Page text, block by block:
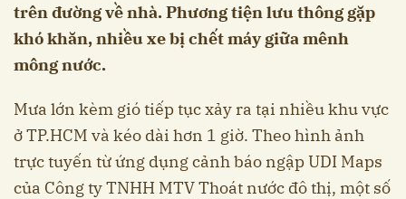
trên đường về nhà. Phương tiện lưu thông gặp
khó khăn, nhiều xe bị chết máy giữa mênh
mông nước.
Mưa lớn kèm gió tiếp tục xảy ra tại nhiều khu vực
ở TP.HCM và kéo dài hơn 1 giờ. Theo hình ảnh
trực tuyến từ ứng dụng cảnh báo ngập UDI Maps
của Công ty TNHH MTV Thoát nước đô thị, một số